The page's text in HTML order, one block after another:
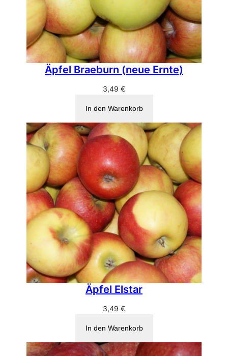
Äpfel Braeburn (neue Ernte)
3,49 €
In den Warenkorb
Äpfel Elstar
3,49 €
In den Warenkorb